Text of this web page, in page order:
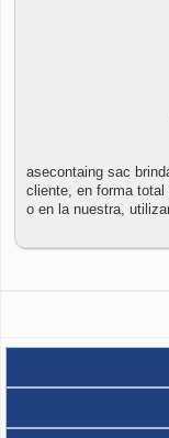
asecontaing sac
cliente, en forma
o en la nuestra,
controlar sus riesgos